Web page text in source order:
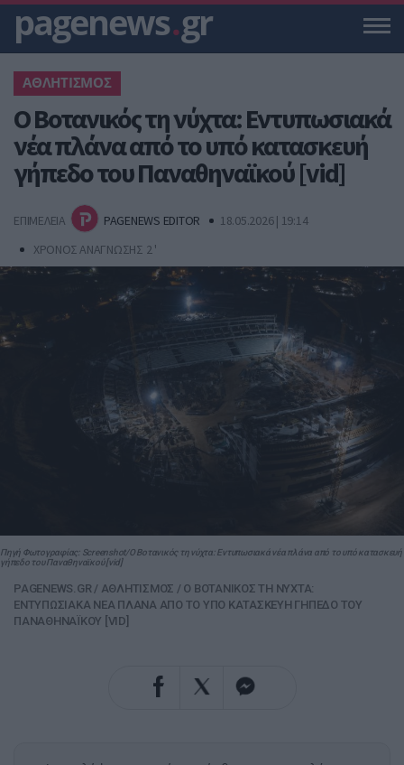
pagenews.gr
ΑΘΛΗΤΙΣΜΟΣ
Ο Βοτανικός τη νύχτα: Εντυπωσιακά
νέα πλάνα από το υπό κατασκευή
γήπεδο του Παναθηναϊκού [vid]
ΕΠΙΜΕΛΕΙΑ PAGENEWS EDITOR
18.05.2026 | 19:14
ΧΡΟΝΟΣ ΑΝΑΓΝΩΣΗΣ 2 '
Πηγή Φωτογραφίας: Screenshot/Ο Βοτανικός τη νύχτα: Εντυπωσιακά νέα πλάνα από το υπό κατασκευή
γήπεδο του Παναθηναϊκού [vid]
PAGENEWS.GR/ ΑΘΛΗΤΙΣΜΟΣ / Ο ΒΟΤΑΝΙΚΟΣ ΤΗ ΝΥΧΤΑ:
ΕΝΤΥΠΩΣΙΑΚΑ ΝΕΑ ΠΛΑΝΑ ΑΠΟ ΤΟ ΥΠΟ ΚΑΤΑΣΚΕΥΗ ΓΗΠΕΔΟ ΤΟΥ
ΠΑΝΑΘΗΝΑΪΚΟΥ [VID]